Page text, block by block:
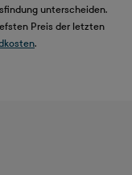
unterscheiden.
Preis der letzten
.